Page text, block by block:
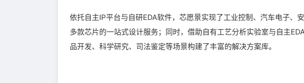
依托自主IP平台与自研EDA软件，芯愿景实现了工业控制、汽车电子、
多款芯片的一站式设计服务；同时，借助自有工艺分析实验室与自主
品开发、科学研究、司法鉴定等场景构建了丰富的解决方案库。